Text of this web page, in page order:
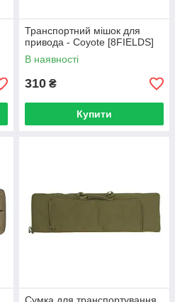
Транспортний мішок для
привода - Coyote [8FIELDS]
В наявності
310 ₴
Купити